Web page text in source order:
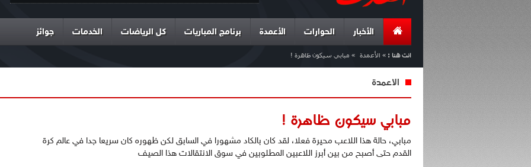
الأخبار الحوارات الأعمدة برنامج المباريات كل الرياضات الخدمات جوائز
انت هنا : » الأعمدة » مبابي سيكون ظاهرة !
الأعمدة
مبابي سيكون ظاهرة !
مبابي، حالة هذا اللاعب محيرة فعلا، لقد كان بالكاد مشهورا في السابق لكن ظهوره كان سريعا جدا في عالم كرة
القدم حتى أصبح من بين أبرز اللاعبين المطلوبين في سوق الانتقالات هذا الصيف